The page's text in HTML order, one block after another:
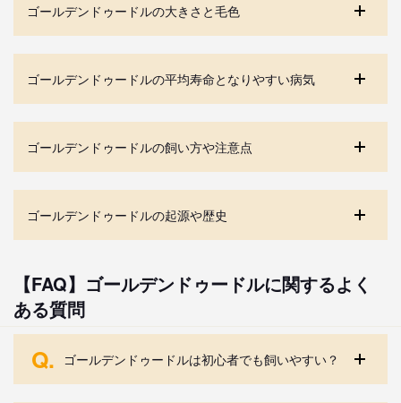
ゴールデンドゥードルの大きさと毛色
ゴールデンドゥードルの平均寿命となりやすい病気
ゴールデンドゥードルの飼い方や注意点
ゴールデンドゥードルの起源や歴史
【FAQ】ゴールデンドゥードルに関するよく
ある質問
Q. ゴールデンドゥードルは初心者でも飼いやすい？